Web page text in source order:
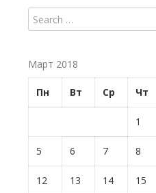
Март 2018
Пн Вт Ср Чт
1
5 6 7 8
12 13 14 15